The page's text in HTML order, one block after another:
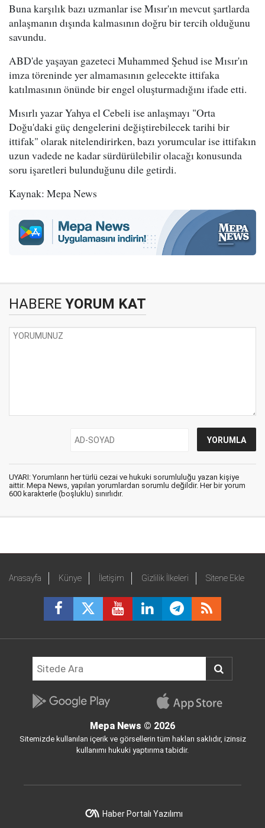
Buna karşılık bazı uzmanlar ise Mısır'ın mevcut şartlarda
anlaşmanın dışında kalmasının doğru bir tercih olduğunu
savundu.
ABD'de yaşayan gazeteci Muhammed Şehud ise Mısır'ın
imza töreninde yer almamasının gelecekte ittifaka
katılmasının önünde bir engel oluşturmadığını ifade etti.
Mısırlı yazar Yahya el Cebeli ise anlaşmayı "Orta
Doğu'daki güç dengelerini değiştirebilecek tarihi bir
ittifak" olarak nitelendirirken, bazı yorumcular ise ittifakın
uzun vadede ne kadar sürdürülebilir olacağı konusunda
soru işaretleri bulunduğunu dile getirdi.
Kaynak: Mepa News
HABERE YORUM KAT
UYARI: Yorumların her türlü cezai ve hukuki sorumluluğu yazan kişiye
aittir. Mepa News, yapılan yorumlardan sorumlu değildir. Her bir yorum
600 karakterle (boşluklu) sınırlıdır.
Anasayfa Künye İletişim Gizlilik İlkeleri Sitene Ekle
Mepa News © 2026
Sitemizde kullanılan içerik ve görsellerin tüm hakları saklıdır, izinsiz
kullanımı hukuki yaptırıma tabidir.
Haber Portalı Yazılımı